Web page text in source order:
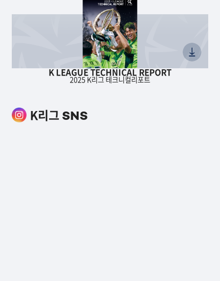
K LEAGUE TECHNICAL REPORT
2025 K리그 테크니컬리포트
K리그 SNS